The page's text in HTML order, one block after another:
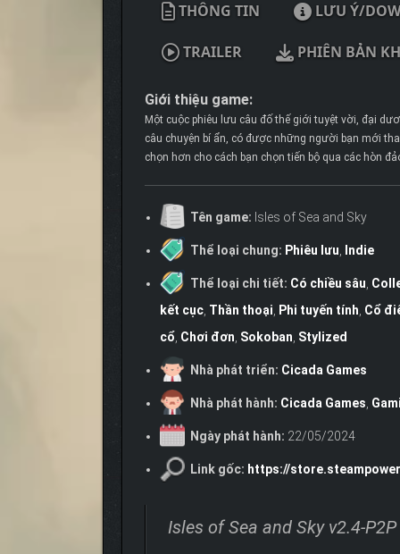
THÔNG TIN LƯU Ý/
TRAILER PHIÊN BẢN
Giới thiệu game:
Một cuộc phiêu lưu câu đố thế giới tuyệt vời, đại
câu chuyện bí ẩn, có được những người bạn mới
chọn hơn cho cách bạn chọn tiến bộ qua các hòn
Tên game: Isles of Sea and Sky
Thể loại chung: Phiêu lưu, Indie
Thể loại chi tiết: Có chiều sâu,
kết cục, Thần thoại, Phi tuyến tính, Cổ
cổ, Chơi đơn, Sokoban, Stylized
Nhà phát triển: Cicada Games
Nhà phát hành: Cicada Games,
Ngày phát hành: 22/05/2024
Link gốc: https://
Isles of Sea and Sky v2.4-P2P